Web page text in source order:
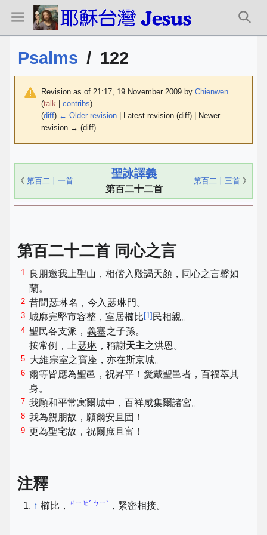
Psalms / 122
Revision as of 21:17, 19 November 2009 by Chienwen
(talk contribs)
(diff) ← Older revision | Latest revision (diff) | Newer
revision → (diff)
《 第百二十一首
聖詠譯義
第百二十二首
第百二十三首 》
第百二十二首 同心之言
1 良朋邀我上聖山，相偕入殿謁天顏，同心之言馨如
蘭。
2 昔聞 瑟琳名，今入 瑟琳門。
3 城廓完堅市容整，室居櫛比 [1] 民相親。
4 聖民各支派， 義塞之子孫。
按常例，上瑟琳 ，稱謝天主之洪恩。
5 大維宗室之寶座，亦在斯京城。
6 爾等皆應為聖邑，祝昇平！愛戴聖邑者，百福萃其
身。
7 我願和平常寓爾城中，百祥咸集爾諸宮。
8 我為親朋故，願爾安且固！
9 更為聖宅故，祝爾庶且富！
注釋
↑ 櫛比， ㄐㄧㄝˊ ㄅㄧˋ ，緊密相接。